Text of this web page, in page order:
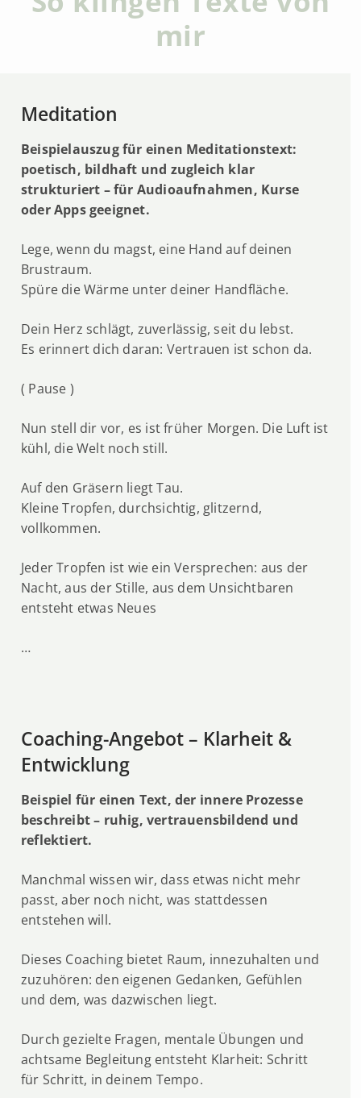
mir
Coaching-Angebot – Klarheit &
Entwicklung
Beispiel für einen Text, der innere Prozesse
beschreibt – ruhig, vertrauensbildend und
reflektiert.
Manchmal wissen wir, dass etwas nicht mehr
passt, aber noch nicht, was stattdessen
entstehen will.
Dieses Coaching bietet Raum, innezuhalten und
zuzuhören: den eigenen Gedanken, Gefühlen
und dem, was dazwischen liegt.
Durch gezielte Fragen, mentale Übungen und
achtsame Begleitung entsteht Klarheit: Schritt
für Schritt, in deinem Tempo.
Meditation
Beispielauszug für einen Meditationstext:
poetisch, bildhaft und zugleich klar
strukturiert – für Audioaufnahmen, Kurse
oder Apps geeignet.
Lege, wenn du magst, eine Hand auf deinen
Brustraum.
Spüre die Wärme unter deiner Handfläche.
Dein Herz schlägt, zuverlässig, seit du lebst.
Es erinnert dich daran: Vertrauen ist schon da.
( Pause )
Nun stell dir vor, es ist früher Morgen. Die Luft ist
kühl, die Welt noch still.
Auf den Gräsern liegt Tau.
Kleine Tropfen, durchsichtig, glitzernd,
vollkommen.
Jeder Tropfen ist wie ein Versprechen: aus der
Nacht, aus der Stille, aus dem Unsichtbaren
entsteht etwas Neues
…